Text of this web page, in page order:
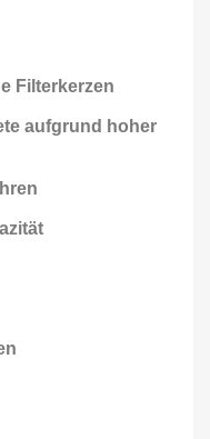
Filterkerzen
aufgrund hoher